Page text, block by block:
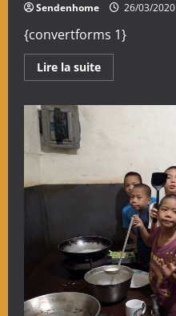
année
Sendenhome 26/03/2020
{convertforms 1}
Lire la suiteEn
savoir